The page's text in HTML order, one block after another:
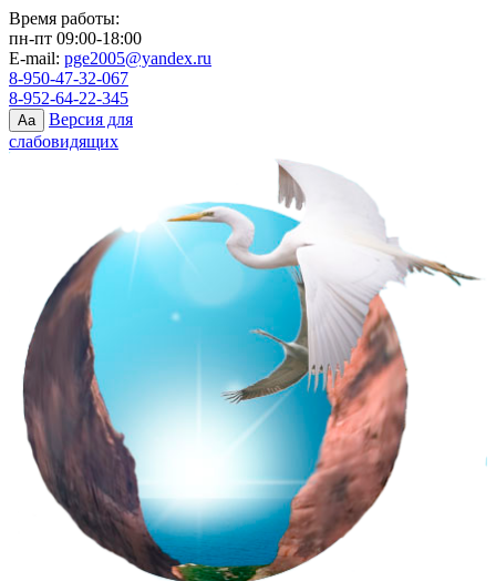
Время работы:
пн-пт 09:00-18:00
E-mail: pge2005@yandex.ru
8-950-47-32-067
8-952-64-22-345
Aa
Версия для
слабовидящих